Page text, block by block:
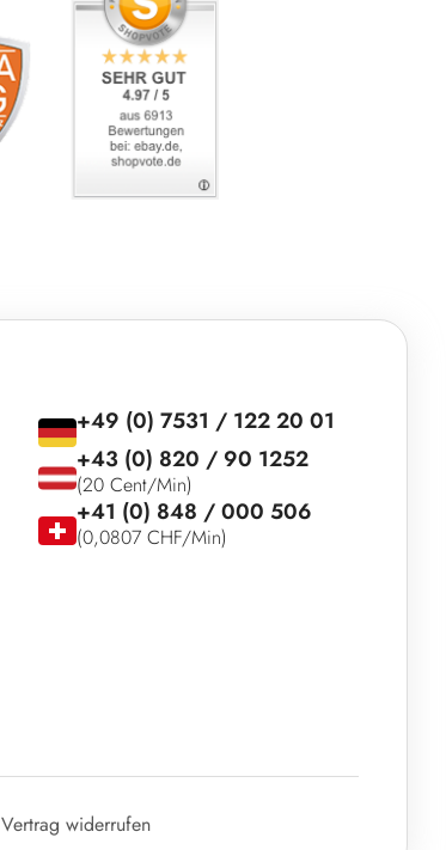
+49 (0) 7531 / 122 20 01
+43 (0) 820 / 90 1252
(20 Cent/Min)
+41 (0) 848 / 000 506
(0,0807 CHF/Min)
Vertrag widerrufen